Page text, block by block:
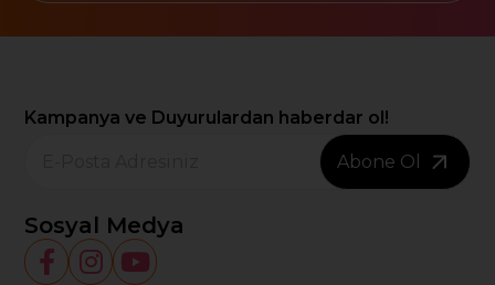
Kampanya ve Duyurulardan haberdar ol!
Abone Ol
Sosyal Medya